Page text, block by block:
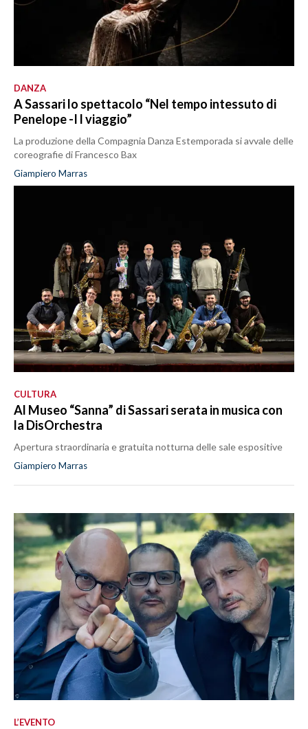
DANZA
A Sassari lo spettacolo “Nel tempo intessuto di
Penelope -I l viaggio”
La produzione della Compagnia Danza Estemporada si avvale delle
coreografie di Francesco Bax
Giampiero Marras
CULTURA
Al Museo “Sanna” di Sassari serata in musica con
la DisOrchestra
Apertura straordinaria e gratuita notturna delle sale espositive
Giampiero Marras
L’EVENTO